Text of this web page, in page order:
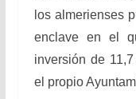
los almerienses
enclave en el
inversión de
el propio